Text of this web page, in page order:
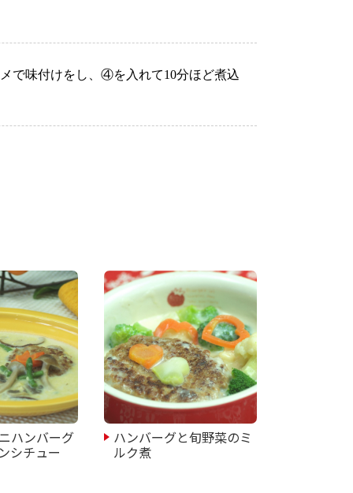
で味付けをし、④を入れて10分ほど煮込
ハンバーグ
シチュー
ハンバーグと旬野菜のミ
ルク煮